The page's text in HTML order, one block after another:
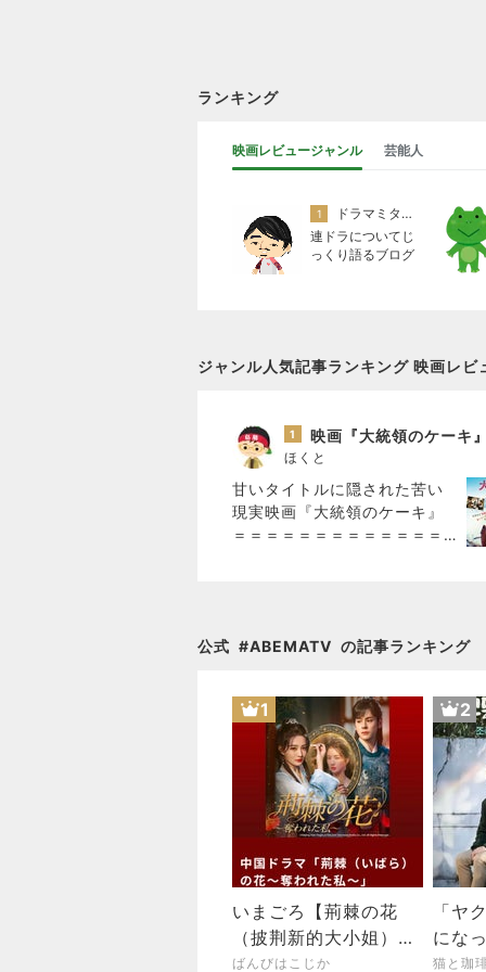
ランキング
映画レビュージャンル 芸能人
1
ドラマミタロー
連ドラについてじ
っくり語るブログ
ジャンル人気記事ランキング 映画レビ
1
ほくと
甘いタイトルに隠された苦い
現実映画『大統領のケーキ』
＝＝＝＝＝＝＝＝＝＝＝＝＝
公式 #ABEMATV の記事ランキング
1
いまごろ【荊棘の花
（披荆新的大小姐）】
視聴開始 〜ジャミって
ばんびはこじか
2
「ヤ
にな
猫と珈